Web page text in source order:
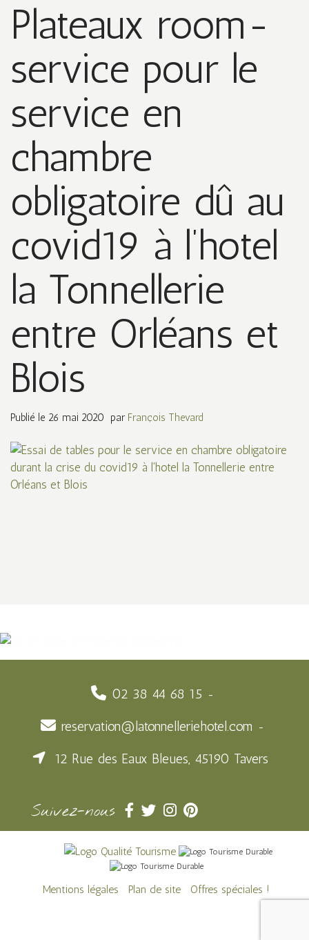
Plateaux room-
service pour le
service en
chambre
obligatoire dû au
covid19 à l’hotel
la Tonnellerie
entre Orléans et
Blois
Publié le 26 mai 2020 par François Thevard
02 38 44 68 15
reservation@latonnelleriehotel.com
12 Rue des Eaux Bleues, 45190 Tavers
Suivez-nous
Mentions légales Plan de site Offres spéciales !